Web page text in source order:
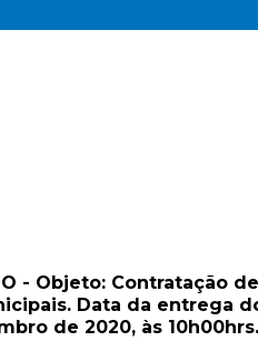
- Objeto:
Data da entrega
de 2020, às 10h00hrs.